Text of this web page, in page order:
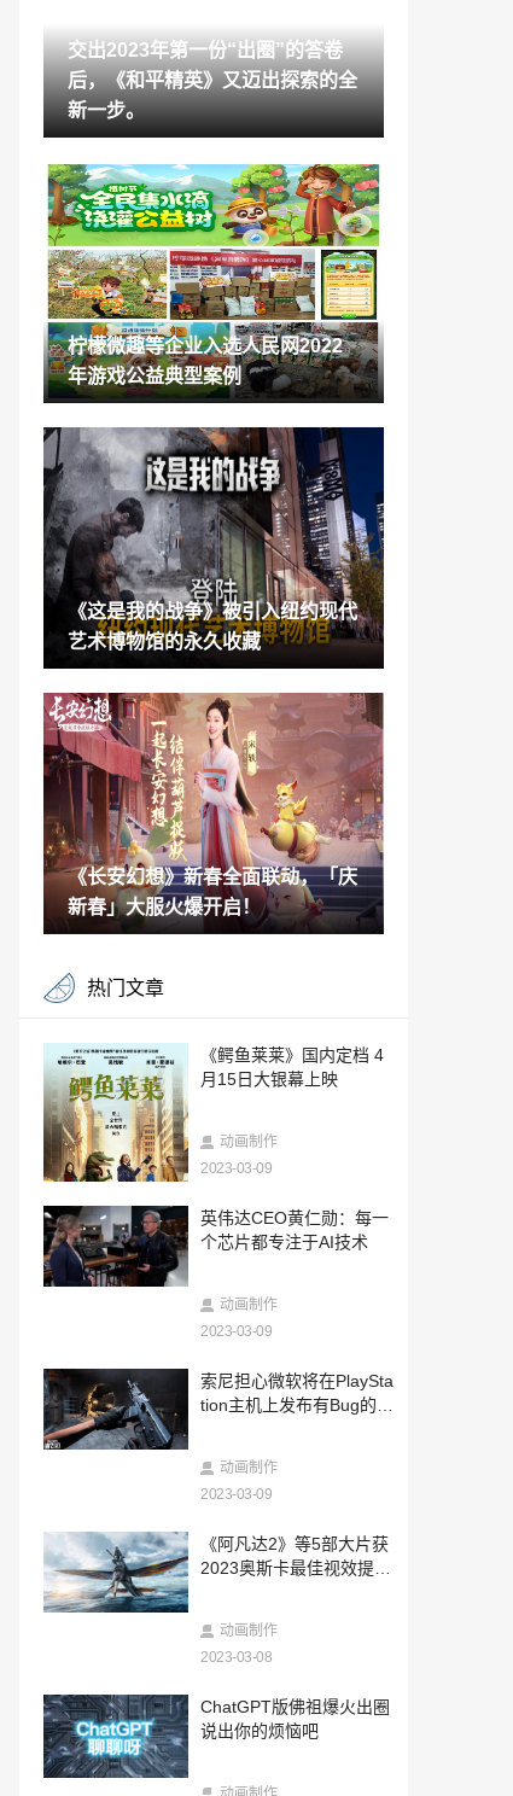
面开放
2023-03-09
《香格里拉边境》TV动画首弹预告 确定1
0月开播
2023-03-09
《阿凡达2》等5部大片获2023奥斯卡最佳
视效提名 NV骄傲：深藏功与名
2023-03-08
PS中国发文祝4位游戏女角节日快乐 蒂法
希里等出镜
2023-03-08
ChatGPT版佛祖爆火出圈 说出你的烦恼吧
2023-03-08
《塞尔达传说：王国之泪》典藏版介绍短
片 售价130刀
2023-03-08
《前线任务2重制版》公开宣传片 6月12日
登陆Switch
2023-03-08
《大侠立志传》抢先体验版本登陆Steam
首发优惠价60元
苹果推出黄色款iPhone14 对比小米13飓
风黄哪个好看？
2023-03-08
流行之王迈克尔杰克逊传记片在加州拍摄
2023-03-08
电影版《东京复仇者2》新剧照 前后篇4月
6月上映
2023-03-08
《人类：一败涂地》全球销量已超4000万
套
2023-03-08
PS及Switch美版《格林魔书 OnceMore》
试玩版上架
2023-03-08
《寂静岭2：重制版》新版护士形象公开身
材火辣
2023-03-08
《生化危机4：重制版》新动图 里昂帅气
《生化危机4》重制版与原版15个不同之
处 阿什莉像真人
2023-03-07
首个16TB月球数据中心年底前发射 Lones
tar已融资500万美元
Marvelous社steam特卖开启 《天穗》
《神乱神乐》等名作在列
2023-03-07
国产种田沙盒游戏《无径之林》正式预告
2023-03-07
《我的世界》基岩版世界编辑模式泄露 正
在开发中
2023-03-07
交出2023年第一份“出圈”的答卷
后，《和平精英》又迈出探索的全
新一步。
柠檬微趣等企业入选人民网2022
年游戏公益典型案例
《这是我的战争》被引入纽约现代
艺术博物馆的永久收藏
《长安幻想》新春全面联动，「庆
新春」大服火爆开启！
热门文章
《鳄鱼莱莱》国内定档 4
月15日大银幕上映
动画制作
2023-03-09
英伟达CEO黄仁勋：每一
个芯片都专注于AI技术
动画制作
2023-03-09
索尼担心微软将在PlaySta
tion主机上发布有Bug的C
动画制作
2023-03-09
《阿凡达2》等5部大片获
2023奥斯卡最佳视效提名
动画制作
2023-03-08
ChatGPT版佛祖爆火出圈
说出你的烦恼吧